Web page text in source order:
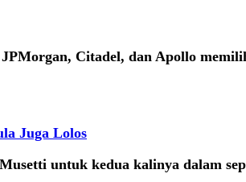
Citadel, dan Apollo
Juga Lolos
untuk kedua kalinya dalam